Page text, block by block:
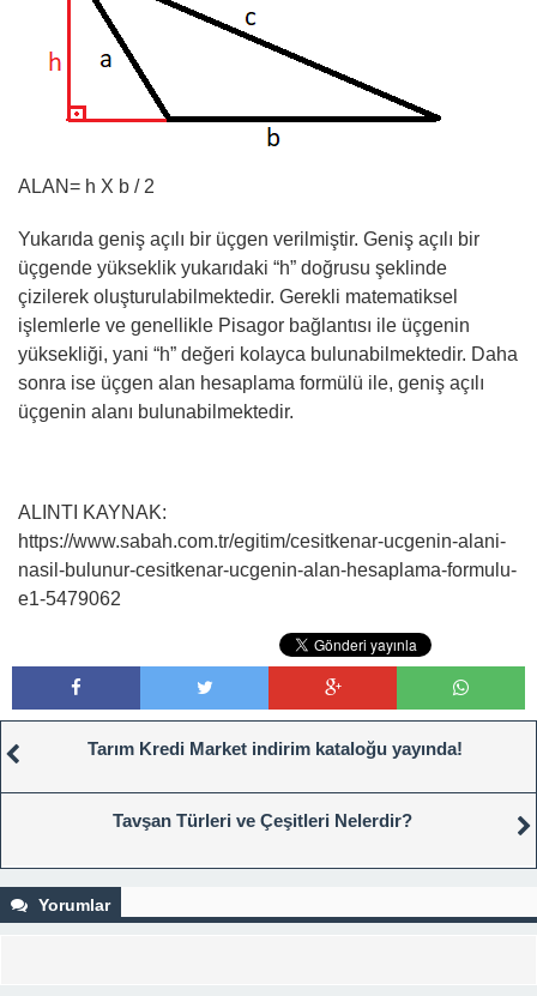
ALAN= h X b / 2
Yukarıda geniş açılı bir üçgen verilmiştir. Geniş açılı bir
üçgende yükseklik yukarıdaki “h” doğrusu şeklinde
çizilerek oluşturulabilmektedir. Gerekli matematiksel
işlemlerle ve genellikle Pisagor bağlantısı ile üçgenin
yüksekliği, yani “h” değeri kolayca bulunabilmektedir. Daha
sonra ise üçgen alan hesaplama formülü ile, geniş açılı
üçgenin alanı bulunabilmektedir.
ALINTI KAYNAK:
https://www.sabah.com.tr/egitim/cesitkenar-ucgenin-alani-
nasil-bulunur-cesitkenar-ucgenin-alan-hesaplama-formulu-
e1-5479062
Tarım Kredi Market indirim kataloğu yayında!
Tavşan Türleri ve Çeşitleri Nelerdir?
Yorumlar